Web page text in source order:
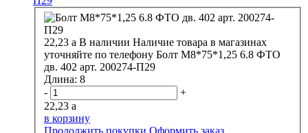
22,23 a В наличии Наличие товара в магазинах
уточняйте по телефону Болт М8*75*1,25 6.8 ФТО
дв. 402 арт. 200274-П29
Длина: 8
-
+
22,23 a
в корзину